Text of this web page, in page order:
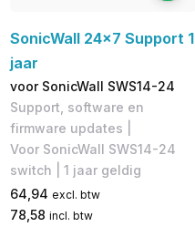
SonicWall 24x7 Support 1
jaar
voor SonicWall SWS14-24
Support, software en
firmware updates |
Voor SonicWall SWS14-24
switch | 1 jaar geldig
64,94 excl. btw
78,58 incl. btw